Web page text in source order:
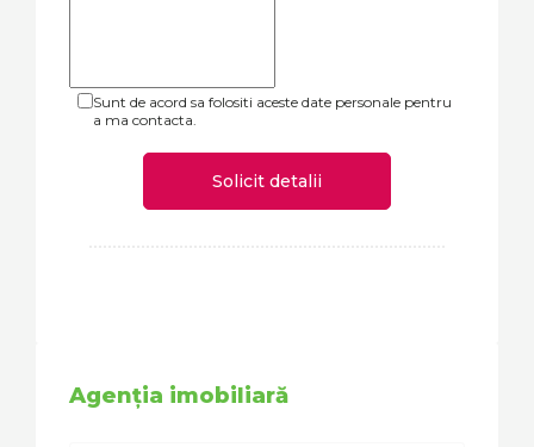
Sunt de acord sa folositi aceste date personale pentru
a ma contacta.
Solicit detalii
Agenția imobiliară